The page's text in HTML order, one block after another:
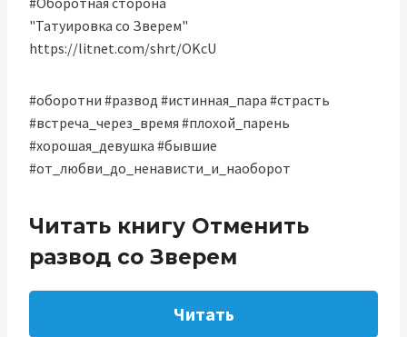
"Татуировка со Зверем"
https://litnet.com/shrt/OKcU
#оборотни #развод #истинная_пара #страсть
#встреча_через_время #плохой_парень
#хорошая_девушка #бывшие
#от_любви_до_ненависти_и_наоборот
Читать книгу Отменить
развод со Зверем
Читать